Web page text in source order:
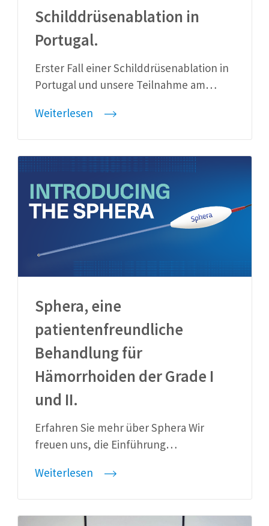
Schilddrüsenablation in
Portugal.
Erster Fall einer Schilddrüsenablation in
Portugal und unsere Teilnahme am…
Weiterlesen
Sphera, eine
patientenfreundliche
Behandlung für
Hämorrhoiden der Grade I
und II.
Erfahren Sie mehr über Sphera Wir
freuen uns, die Einführung…
Weiterlesen